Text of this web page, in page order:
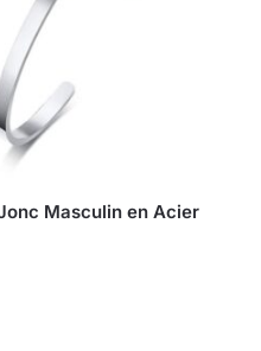
Masculin en Acier